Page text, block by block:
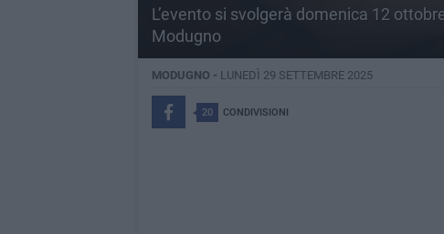
L’evento si svolgerà domenica 12
Modugno
MODUGNO - LUNEDÌ 29 SETTEMBRE 2025
20 CONDIVISIONI